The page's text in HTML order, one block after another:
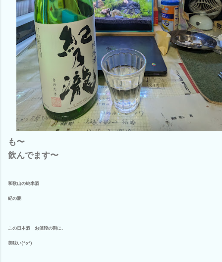
も〜
飲んでます〜
和歌山の純米酒
紀の瀧
この日本酒 お値段の割に、
美味い(^o^)